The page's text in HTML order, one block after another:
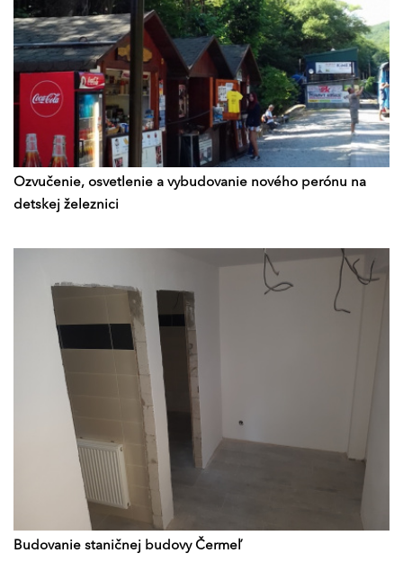
Ozvučenie, osvetlenie a vybudovanie nového perónu na
detskej železnici
Budovanie staničnej budovy Čermeľ